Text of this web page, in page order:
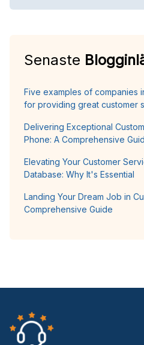
Senaste
Five examples of companies
for providing great customer
Delivering Exceptional
Phone: A Comprehensive
Elevating Your Customer
Database: Why It's Essential
Landing Your Dream Job in
Comprehensive Guide